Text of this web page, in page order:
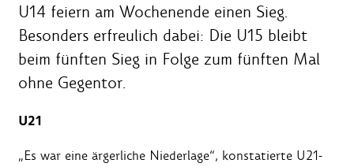
U14 feiern am Wochenende einen Sieg.
Besonders erfreulich dabei: Die U15 bleibt
beim fünften Sieg in Folge zum fünften Mal
ohne Gegentor.
U21
„Es war eine ärgerliche Niederlage“, konstatierte U21-